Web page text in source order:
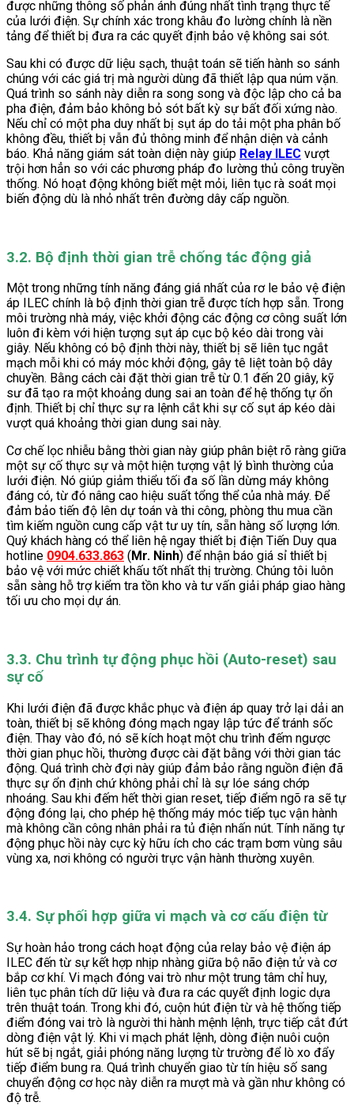
được những thông số phản ánh đúng nhất tình trạng thực tế
của lưới điện. Sự chính xác trong khâu đo lường chính là nền
tảng để thiết bị đưa ra các quyết định bảo vệ không sai sót.
Sau khi có được dữ liệu sạch, thuật toán sẽ tiến hành so sánh
chúng với các giá trị mà người dùng đã thiết lập qua núm vặn.
Quá trình so sánh này diễn ra song song và độc lập cho cả ba
pha điện, đảm bảo không bỏ sót bất kỳ sự bất đối xứng nào.
Nếu chỉ có một pha duy nhất bị sụt áp do tải một pha phân bố
không đều, thiết bị vẫn đủ thông minh để nhận diện và cảnh
báo. Khả năng giám sát toàn diện này giúp Relay ILEC vượt
trội hơn hẳn so với các phương pháp đo lường thủ công truyền
thống. Nó hoạt động không biết mệt mỏi, liên tục rà soát mọi
biến động dù là nhỏ nhất trên đường dây cấp nguồn.
3.2. Bộ định thời gian trễ chống tác động giả
Một trong những tính năng đáng giá nhất của rơ le bảo vệ điện
áp ILEC chính là bộ định thời gian trễ được tích hợp sẵn. Trong
môi trường nhà máy, việc khởi động các động cơ công suất lớn
luôn đi kèm với hiện tượng sụt áp cục bộ kéo dài trong vài
giây. Nếu không có bộ định thời này, thiết bị sẽ liên tục ngắt
mạch mỗi khi có máy móc khởi động, gây tê liệt toàn bộ dây
chuyền. Bằng cách cài đặt thời gian trễ từ 0.1 đến 20 giây, kỹ
sư đã tạo ra một khoảng dung sai an toàn để hệ thống tự ổn
định. Thiết bị chỉ thực sự ra lệnh cắt khi sự cố sụt áp kéo dài
vượt quá khoảng thời gian dung sai này.
Cơ chế lọc nhiễu bằng thời gian này giúp phân biệt rõ ràng giữa
một sự cố thực sự và một hiện tượng vật lý bình thường của
lưới điện. Nó giúp giảm thiểu tối đa số lần dừng máy không
đáng có, từ đó nâng cao hiệu suất tổng thể của nhà máy. Để
đảm bảo tiến độ lên dự toán và thi công, phòng thu mua cần
tìm kiếm nguồn cung cấp vật tư uy tín, sẵn hàng số lượng lớn.
Quý khách hàng có thể liên hệ ngay thiết bị điện Tiến Duy qua
hotline 0904.633.863 ( Mr. Ninh) để nhận báo giá sỉ thiết bị
bảo vệ với mức chiết khấu tốt nhất thị trường. Chúng tôi luôn
sẵn sàng hỗ trợ kiểm tra tồn kho và tư vấn giải pháp giao hàng
tối ưu cho mọi dự án.
3.3. Chu trình tự động phục hồi (Auto-reset) sau
sự cố
Khi lưới điện đã được khắc phục và điện áp quay trở lại dải an
toàn, thiết bị sẽ không đóng mạch ngay lập tức để tránh sốc
điện. Thay vào đó, nó sẽ kích hoạt một chu trình đếm ngược
thời gian phục hồi, thường được cài đặt bằng với thời gian tác
động. Quá trình chờ đợi này giúp đảm bảo rằng nguồn điện đã
thực sự ổn định chứ không phải chỉ là sự lóe sáng chớp
nhoáng. Sau khi đếm hết thời gian reset, tiếp điểm ngõ ra sẽ tự
động đóng lại, cho phép hệ thống máy móc tiếp tục vận hành
mà không cần công nhân phải ra tủ điện nhấn nút. Tính năng tự
động phục hồi này cực kỳ hữu ích cho các trạm bơm vùng sâu
vùng xa, nơi không có người trực vận hành thường xuyên.
3.4. Sự phối hợp giữa vi mạch và cơ cấu điện từ
Sự hoàn hảo trong cách hoạt động của relay bảo vệ điện áp
ILEC đến từ sự kết hợp nhịp nhàng giữa bộ não điện tử và cơ
bắp cơ khí. Vi mạch đóng vai trò như một trung tâm chỉ huy,
liên tục phân tích dữ liệu và đưa ra các quyết định logic dựa
trên thuật toán. Trong khi đó, cuộn hút điện từ và hệ thống tiếp
điểm đóng vai trò là người thi hành mệnh lệnh, trực tiếp cắt đứt
dòng điện vật lý. Khi vi mạch phát lệnh, dòng điện nuôi cuộn
hút sẽ bị ngắt, giải phóng năng lượng từ trường để lò xo đẩy
tiếp điểm bung ra. Quá trình chuyển giao từ tín hiệu số sang
chuyển động cơ học này diễn ra mượt mà và gần như không có
độ trễ.